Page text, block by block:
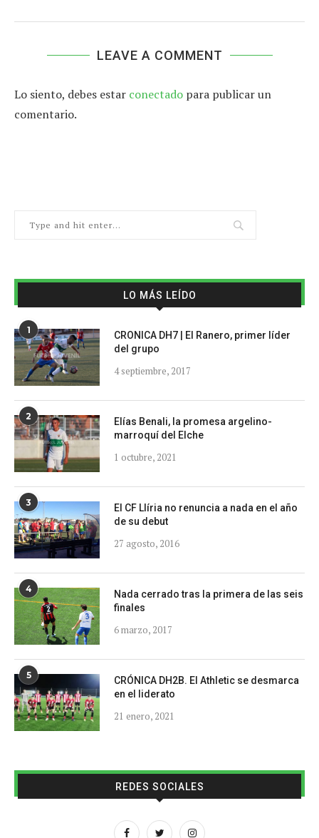
LEAVE A COMMENT
Lo siento, debes estar conectado para publicar un
comentario.
LO MÁS LEÍDO
1
CRONICA DH7 | El Ranero, primer líder
del grupo
4 septiembre, 2017
2
Elías Benali, la promesa argelino-
marroquí del Elche
1 octubre, 2021
3
El CF Llíria no renuncia a nada en el año
de su debut
27 agosto, 2016
4
Nada cerrado tras la primera de las seis
finales
6 marzo, 2017
5
CRÓNICA DH2B. El Athletic se desmarca
en el liderato
21 enero, 2021
REDES SOCIALES